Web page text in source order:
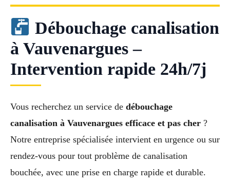
Débouchage canalisation
à Vauvenargues –
Intervention rapide 24h/7j
Vous recherchez un service de débouchage
canalisation à Vauvenargues efficace et pas cher ?
Notre entreprise spécialisée intervient en urgence ou sur
rendez-vous pour tout problème de canalisation
bouchée, avec une prise en charge rapide et durable.